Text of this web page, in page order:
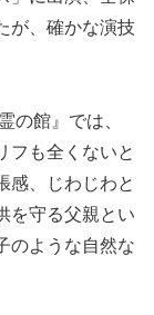
が、確かな演技
の館』では、
フも全くないと
感、じわじわと
を守る父親とい
のような自然な